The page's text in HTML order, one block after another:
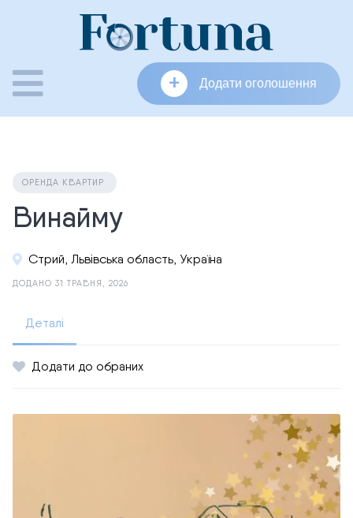
+ Додати оголошення
ОРЕНДА КВАРТИР
Винайму
Стрий, Львівська область, Україна
ДОДАНО 31 ТРАВНЯ, 2026
Деталі
Додати до обраних